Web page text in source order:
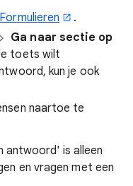
.
Ga naar sectie op
toets wilt
kun je ook
naartoe te
antwoord' is alleen
en vragen met een